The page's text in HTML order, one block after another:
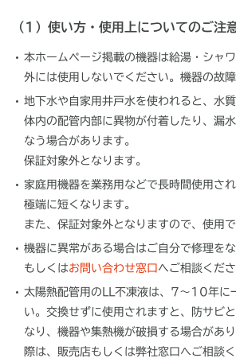
（1）使い方・使用上についてのご注
本ホームページ掲載の機器は給湯・シャ
外には使用しないでください。機器の故
地下水や自家用井戸水を使われると、水
体内の配管内部に異物が付着したり、漏
なう場合があります。
保証対象外となります。
家庭用機器を業務用などで長時間使用さ
極端に短くなります。
また、保証対象外となりますので、使用で
機器に異常がある場合はご自分で修理を
もしくはお問い合わせ窓口 へご相談くださ
太陽熱配管用のLL不凍液は、7～10年に
い。交換せずに使用されますと、防サビ
なり、機器や集熱機が破損する場合があ
際は、販売店もしくは弊社窓口へご相談く